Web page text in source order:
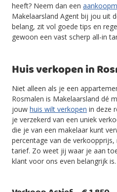
heeft? Neem dan een
Makelaarsland Agent bij jou uit
belang, zit vol goede tips en
gewoon een vast scherp all-in
Huis verkopen in
Niet alleen als je een
Rosmalen is Makelaarsland dé
jouw huis wilt verkopen in deze
je verzekerd van een uniek
die je van een makelaar kunt
percentage van de
tarief. Zo weet jij waar je aan
klant voor ons even belangrijk